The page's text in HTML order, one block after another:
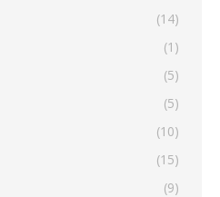
(14)
(1)
(5)
(5)
(10)
(15)
(9)